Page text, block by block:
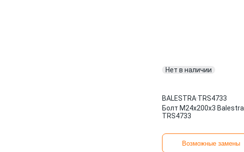
Нет в наличии
BALESTRA·TRS4733
Болт М24х200x3 Balestra
TRS4733
Возможные замены